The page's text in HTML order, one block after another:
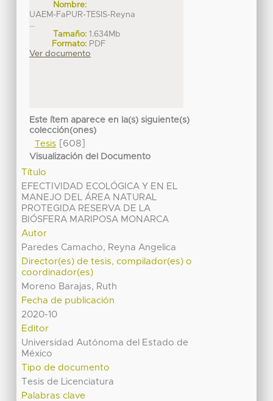
Nombre:
UAEM-FaPUR-TESIS-Reyna
...
Tamaño: 1.634Mb
Formato: PDF
Ver documento
Este ítem aparece en la(s) siguiente(s)
colección(ones)
Tesis[608]
Visualización del Documento
Título
EFECTIVIDAD ECOLÓGICA Y EN EL
MANEJO DEL ÁREA NATURAL
PROTEGIDA RESERVA DE LA
BIÓSFERA MARIPOSA MONARCA
Autor
Paredes Camacho, Reyna Angelica
Director(es) de tesis, compilador(es) o
coordinador(es)
Moreno Barajas, Ruth
Fecha de publicación
2020-10
Editor
Universidad Autónoma del Estado de
México
Tipo de documento
Tesis de Licenciatura
Palabras clave